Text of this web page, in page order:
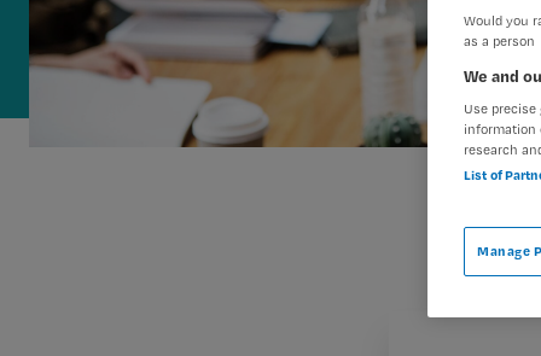
Would you
as a person
We and
Use
information
research
List of
Manage